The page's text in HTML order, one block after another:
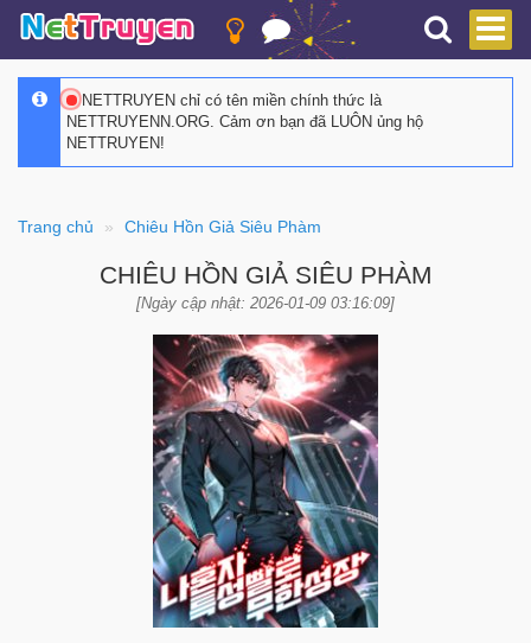
NETTRUYEN chỉ có tên miền chính thức là
NETTRUYENN.ORG. Cảm ơn bạn đã LUÔN ủng hộ
NETTRUYEN!
Trang chủ Chiêu Hồn Giả Siêu Phàm
CHIÊU HỒN GIẢ SIÊU PHÀM
[Ngày cập nhật: 2026-01-09 03:16:09]